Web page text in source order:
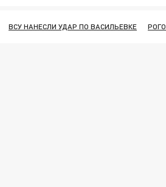
ВСУ НАНЕСЛИ УДАР ПО ВАСИЛЬЕВКЕ